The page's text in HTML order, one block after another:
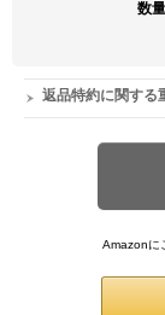
数量
返品特約に関する
Amazonに